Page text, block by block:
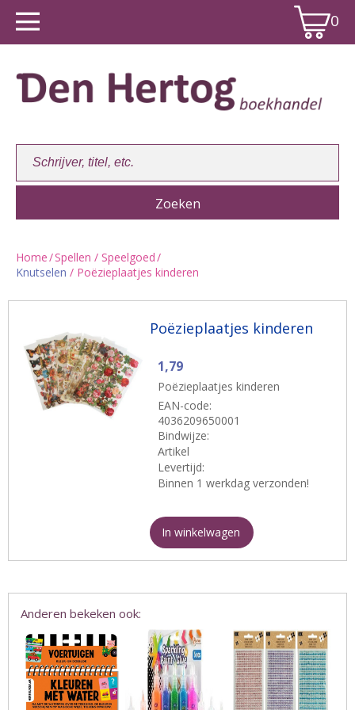
0
Home/Spellen / Speelgoed/
Knutselen / Poëzieplaatjes kinderen
Poëzieplaatjes kinderen
1,79
Poëzieplaatjes kinderen
EAN-code:
4036209650001
Bindwijze:
Artikel
Levertijd:
Binnen 1 werkdag verzonden!
In winkelwagen
Anderen bekeken ook: